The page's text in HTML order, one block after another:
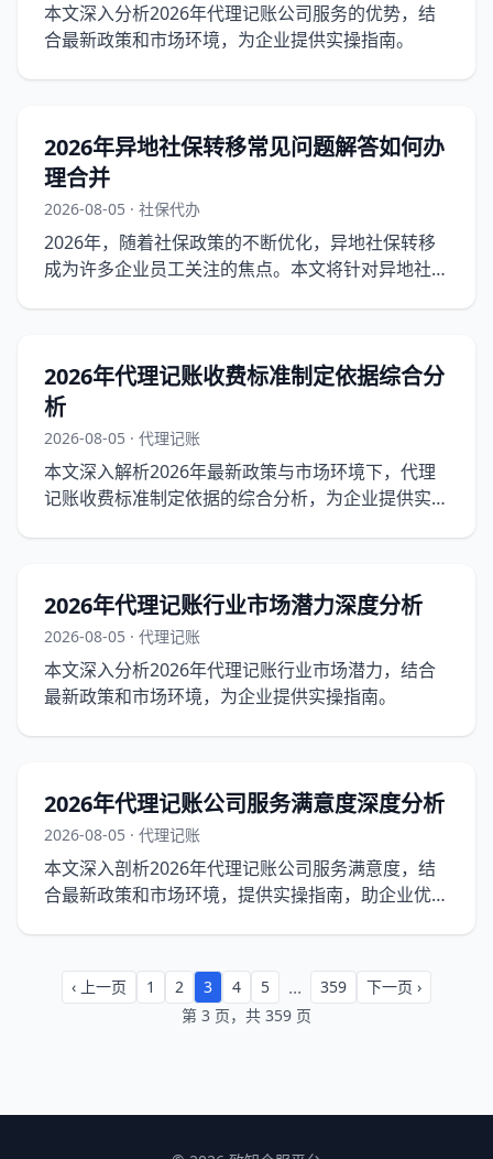
本文深入分析2026年代理记账公司服务的优势，结
合最新政策和市场环境，为企业提供实操指南。
2026年异地社保转移常见问题解答如何办
理合并
2026-08-05 · 社保代办
2026年，随着社保政策的不断优化，异地社保转移
成为许多企业员工关注的焦点。本文将针对异地社保
2026年代理记账收费标准制定依据综合分
析
2026-08-05 · 代理记账
本文深入解析2026年最新政策与市场环境下，代理
记账收费标准制定依据的综合分析，为企业提供实操
2026年代理记账行业市场潜力深度分析
2026-08-05 · 代理记账
本文深入分析2026年代理记账行业市场潜力，结合
最新政策和市场环境，为企业提供实操指南。
2026年代理记账公司服务满意度深度分析
2026-08-05 · 代理记账
本文深入剖析2026年代理记账公司服务满意度，结
合最新政策和市场环境，提供实操指南，助企业优化
‹ 上一页 1 2 3 4 5 ... 359
下一页 ›
第 3 页，共 359 页